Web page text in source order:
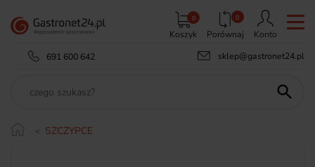
Koszyk
0 0
Porównaj
Konto
691 600 642
sklep@gastronet24.pl

SZCZYPCE